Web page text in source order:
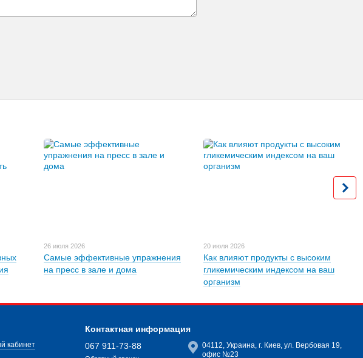
26 июля 2026
Самые эффективные упражнения
на пресс в зале и дома
20 июля 2026
Как влияют продукты с высоким
гликемическим индексом на ваш
организм
кабинет
Контактная информация
067 911-73-88
04112, Украина, г. Киев, ул. Вербовая 19,
офис №23